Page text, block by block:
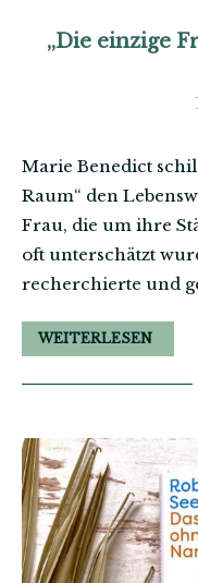
„Die einzige
Marie Benedict
Raum“ den
Frau, die um ihre
oft unterschätzt
recherchierte und
WEITERLESEN